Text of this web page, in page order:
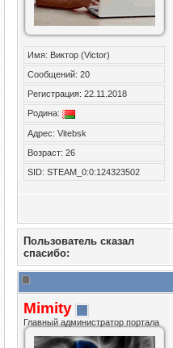
Имя: Виктор (Victor)
Сообщений: 20
Регистрация: 22.11.2018
Родина:
Адрес: Vitebsk
Возраст: 26
SID: STEAM_0:0:124323502
Пользователь сказал
cпасибо:
Mimity
Главный администратор портала